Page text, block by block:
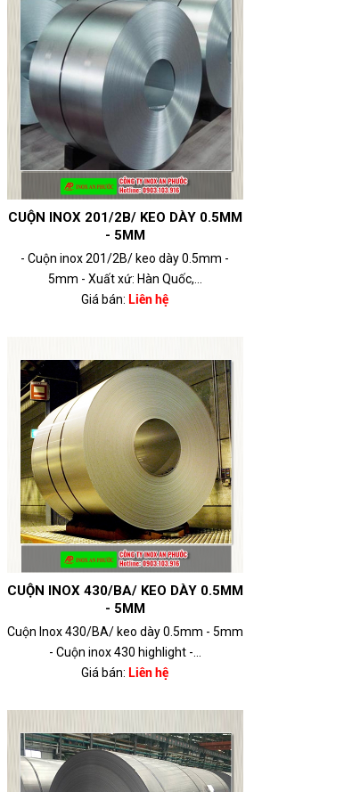
CUỘN INOX 201/2B/ KEO DÀY 0.5MM
- 5MM
- Cuộn inox 201/2B/ keo dày 0.5mm -
5mm - Xuất xứ: Hàn Quốc,...
Giá bán: Liên hệ
CUỘN INOX 430/BA/ KEO DÀY 0.5MM
- 5MM
Cuộn Inox 430/BA/ keo dày 0.5mm - 5mm
- Cuộn inox 430 highlight -...
Giá bán: Liên hệ